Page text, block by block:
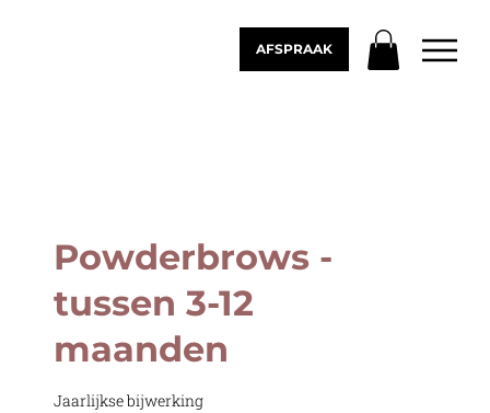
AFSPRAAK
Powderbrows -
tussen 3-12
maanden
Jaarlijkse bijwerking